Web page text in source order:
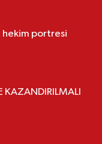
portresi
KAZANDIRILMALI